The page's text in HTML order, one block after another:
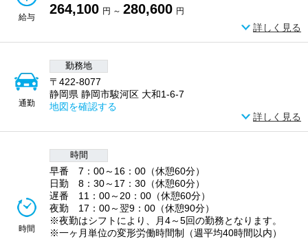
給与
264,100 円 ～ 280,600 円
詳しく見る
通勤
勤務地
〒422-8077
静岡県 静岡市駿河区 大和1-6-7
地図を確認する
詳しく見る
時間
時間
早番 7：00～16：00（休憩60分）
日勤 8：30～17：30（休憩60分）
遅番 11：00～20：00（休憩60分）
夜勤 17：00～翌9：00（休憩90分）
※夜勤はシフトにより、月4～5回の勤務となります。
※一ヶ月単位の変形労働時間制（週平均40時間以内）